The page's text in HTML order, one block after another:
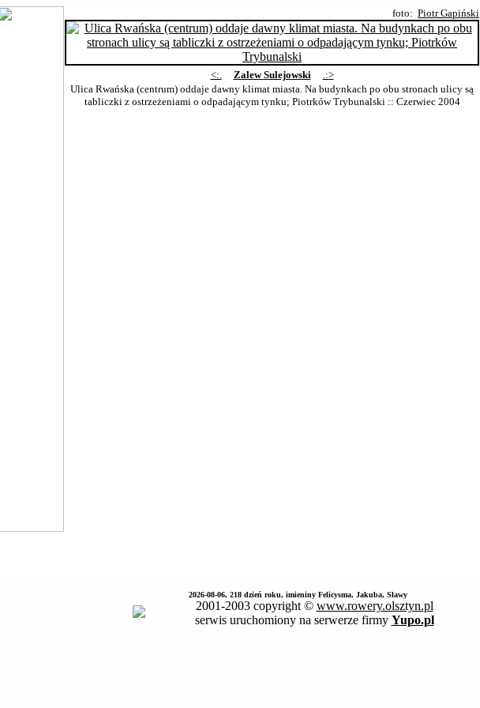
foto: Piotr Gapiński
<:. Zalew Sulejowski
.:>
Ulica Rwańska (centrum) oddaje dawny klimat miasta. Na budynkach po obu stronach ulicy są
tabliczki z ostrzeżeniami o odpadającym tynku; Piotrków Trybunalski:: Czerwiec 2004
2026-08-06, 218 dzień roku, imieniny Felicysma, Jakuba, Sławy
2001-2003 copyright © www.rowery.olsztyn.pl
serwis uruchomiony na serwerze firmy Yupo.pl